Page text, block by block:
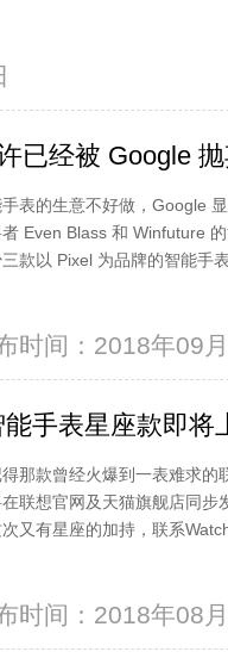
已经被 Google
手表的生意不好做，Google
Even Blass 和 Winfuture
款以 Pixel 为品牌的智能手
时间：2018年09
手表星座款即将
那款曾经火爆到一表难求的
在联想官网及天猫旗舰店同
又有星座的加持，联系
时间：2018年08